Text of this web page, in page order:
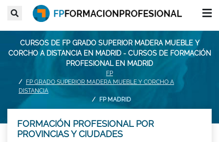
CURSOS DE FP GRADO SUPERIOR MADERA MUEBLE Y
CORCHO A DISTANCIA EN MADRID - CURSOS DE FORMACIÓN
PROFESIONAL EN MADRID
FP
FP GRADO SUPERIOR MADERA MUEBLE Y CORCHO A
DISTANCIA
FP MADRID
FORMACIÓN PROFESIONAL POR
PROVINCIAS Y CIUDADES